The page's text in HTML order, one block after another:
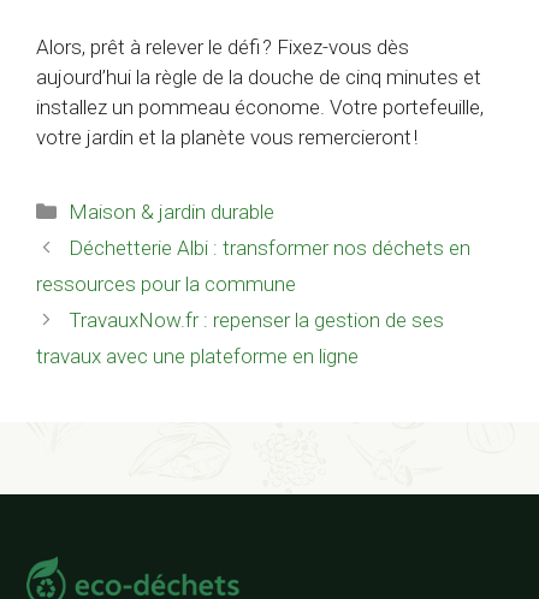
Alors, prêt à relever le défi ? Fixez-vous dès
aujourd’hui la règle de la douche de cinq minutes et
installez un pommeau économe. Votre portefeuille,
votre jardin et la planète vous remercieront !
Catégories
Maison & jardin durable
Déchetterie Albi : transformer nos déchets en
ressources pour la commune
TravauxNow.fr : repenser la gestion de ses
travaux avec une plateforme en ligne